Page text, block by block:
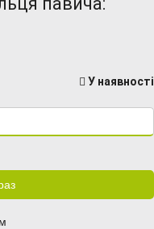
У наявності